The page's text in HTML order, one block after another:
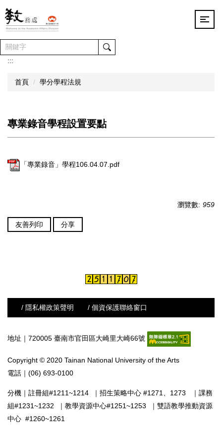
跳
到
主
要
內
容
:::
首頁 學分學程法規
專業錄音學程設置要點
「專業錄音」學程106.04.07.pdf
瀏覽數: 959
友善列印 分享
/ 隱私權政策聲明 / 個資保護聯絡窗口
地址｜720005 臺南市官田區大崎里大崎66號
Copyright © 2020 Tainan National University of the Arts
電話｜(06) 693-0100
分機｜ 註冊組#1211~1214 ｜ 招生策略中心 #1271、1273 ｜ 課務
組#1231~1232
｜ 教學資源中心#1251~1253 ｜ 雙語教學推動資源
中心 #1260~1261